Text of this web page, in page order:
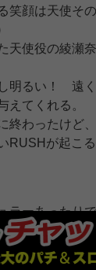
笑顔は天使そ
天使役の綾瀬
明るい！ 遠
えてくれる。
終わったけど
RUSHが起こ
ラーあったり
ないような言